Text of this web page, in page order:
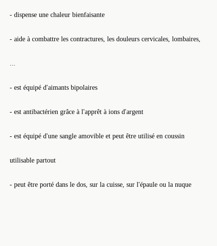
- dispense une chaleur bienfaisante
- aide à combattre les contractures, les douleurs cervicales, lombaires,
...
- est équipé d'aimants bipolaires
- est antibactérien grâce à l'apprêt à ions d'argent
- est équipé d'une sangle amovible et peut être utilisé en coussin
utilisable partout
- peut être porté dans le dos, sur la cuisse, sur l'épaule ou la nuque